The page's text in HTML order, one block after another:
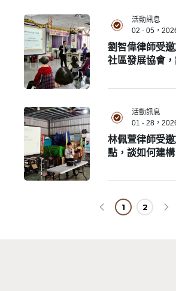
活動訊息
02 - 05，
劉智偉律師受
社區發展協會
活動訊息
01 - 28，
林佩萱律師受
點，談如何建
1 2